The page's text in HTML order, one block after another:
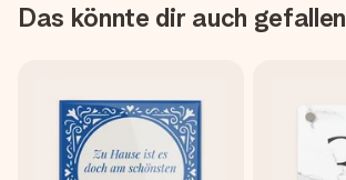
Das könnte dir auch gefallen